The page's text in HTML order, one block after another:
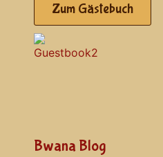
Zum Gästebuch
Bwana Blog